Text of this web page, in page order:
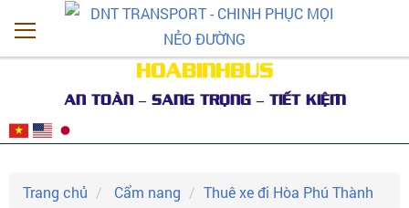
HOABINHBUS
AN TOÀN – SANG TRỌNG – TIẾT KIỆM
Trang chủ Cẩm nang Thuê xe đi Hòa Phú Thành